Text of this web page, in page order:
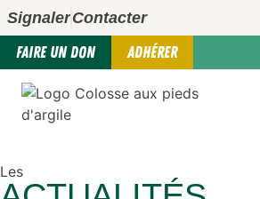
SignalerContacter
FAIRE UN DON ADHÉRER
Les